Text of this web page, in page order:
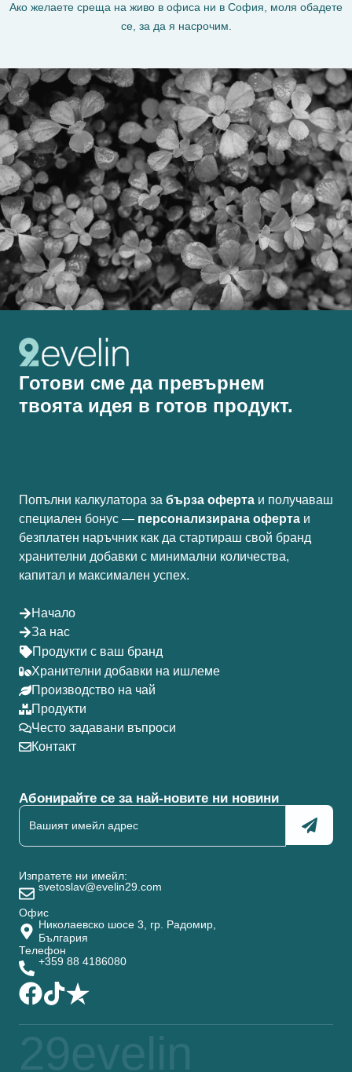
Ако желаете среща на живо в офиса ни в София, моля обадете
се, за да я насрочим.
Готови сме да превърнем
твоята идея в готов продукт.
Попълни калкулатора за бърза оферта и получаваш
специален бонус — персонализирана оферта и
безплатен наръчник как да стартираш свой бранд
хранителни добавки с минимални количества,
капитал и максимален успех.
Начало
За нас
Продукти с ваш бранд
Хранителни добавки на ишлеме
Производство на чай
Продукти
Често задавани въпроси
Контакт
Абонирайте се за най-новите ни новини
Изпратете ни имейл:
svetoslav@evelin29.com
Офис
Николаевско шосе 3, гр. Радомир,
България
Телефон
+359 88 4186080